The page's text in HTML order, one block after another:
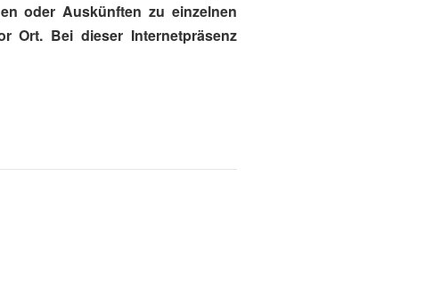
oder Auskünften zu einzelnen
Ort. Bei dieser Internetpräsenz